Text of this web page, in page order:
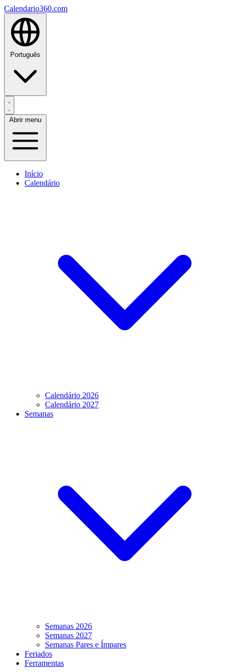
Calendario360.com
Português
Abrir menu
Início
Calendário
Calendário 2026
Calendário 2027
Semanas
Semanas 2026
Semanas 2027
Semanas Pares e Ímpares
Feriados
Ferramentas